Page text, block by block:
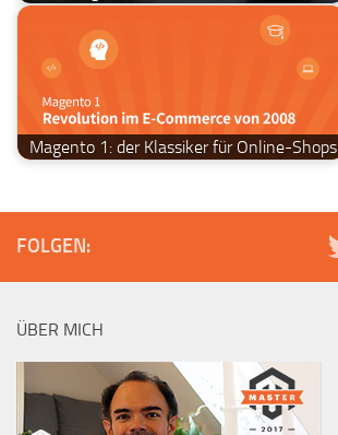
Magento 1: der Klassiker für Online-Shops
FOLGEN:
ÜBER MICH